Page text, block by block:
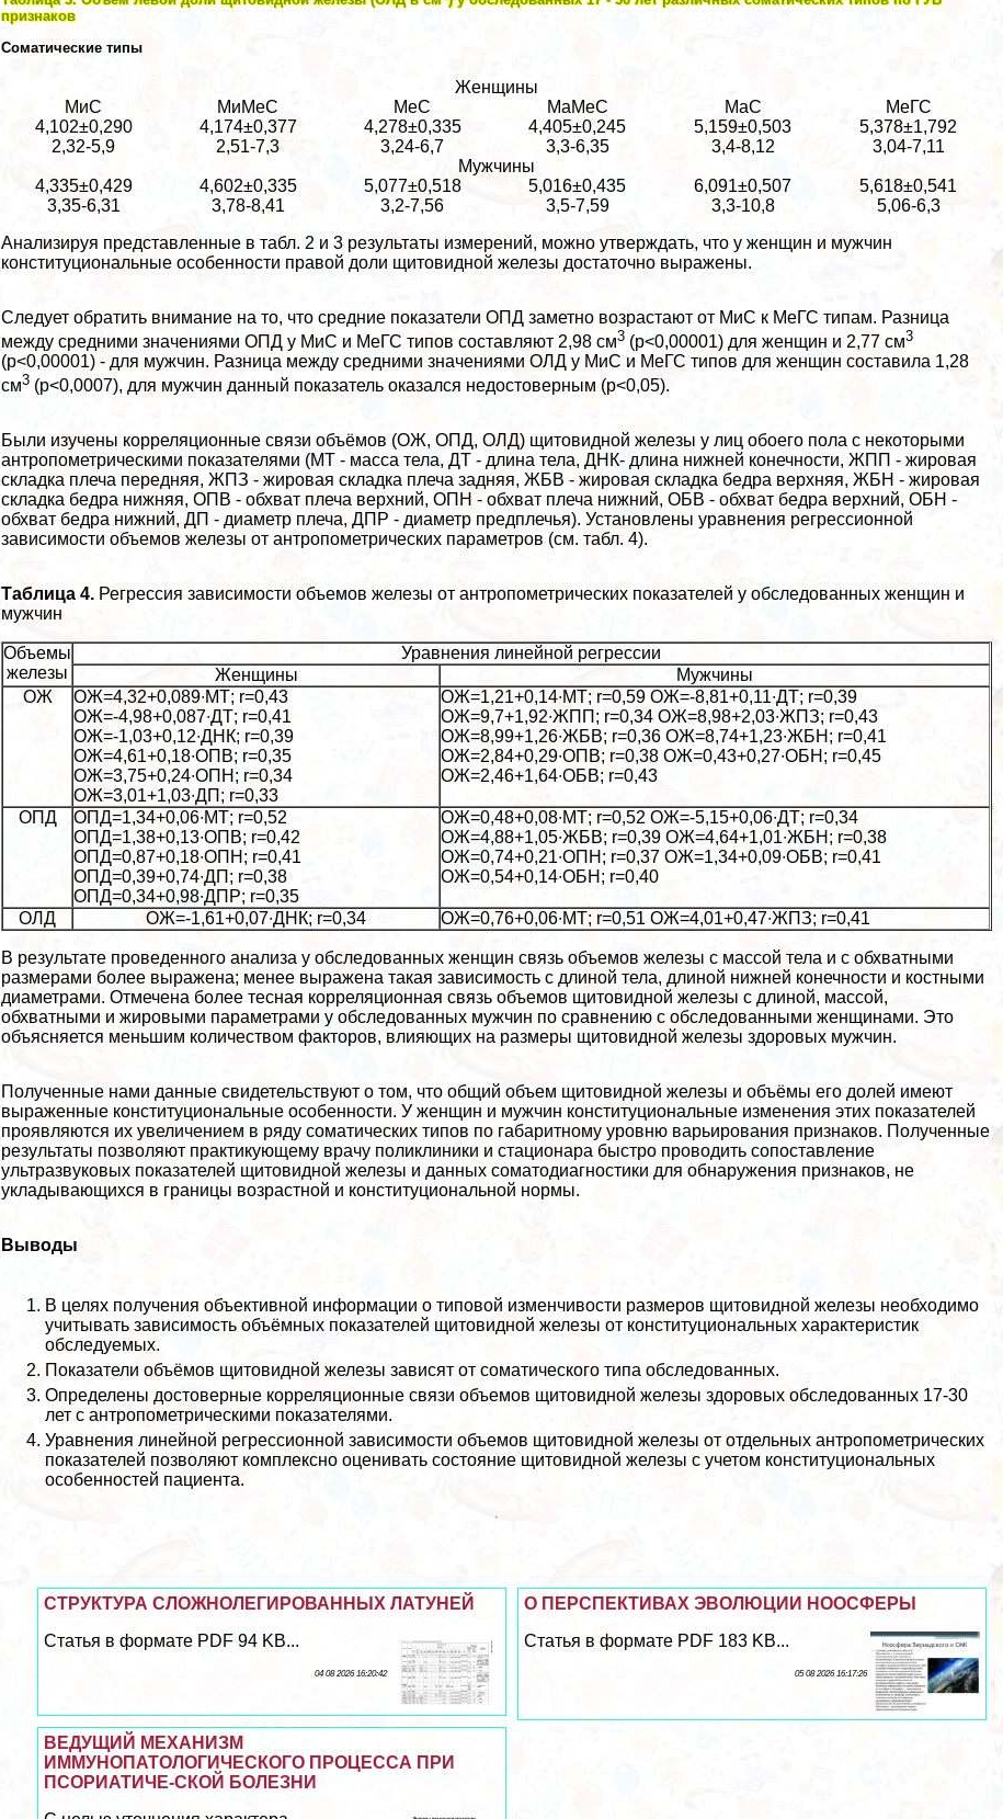
признаков
Соматические типы
Женщины
МиС
МиМеС МеС МаМеС МаС
МеГС
4,102±0,290
4,174±0,377 4,278±0,335 4,405±0,245 5,159±0,503
5,378±1,792
2,32-5,9
2,51-7,3 3,24-6,7 3,3-6,35 3,4-8,12
3,04-7,11
Мужчины
4,335±0,429
4,602±0,335 5,077±0,518 5,016±0,435 6,091±0,507
5,618±0,541
3,35-6,31
3,78-8,41 3,2-7,56 3,5-7,59 3,3-10,8
5,06-6,3
Анализируя представленные в табл. 2 и 3 результаты измерений, можно утверждать, что у женщин и мужчин
конституциональные особенности правой доли щитовидной железы достаточно выражены.
Следует обратить внимание на то, что средние показатели ОПД заметно возрастают от МиС к МеГС типам. Разница
между средними значениями ОПД у МиС и МеГС типов составляют 2,98 см3 (p<0,00001) для женщин и 2,77 см3
(p<0,00001) - для мужчин. Разница между средними значениями ОЛД у МиС и МеГС типов для женщин составила 1,28
см3 (p<0,0007), для мужчин данный показатель оказался недостоверным (p<0,05).
Были изучены корреляционные связи объёмов (ОЖ, ОПД, ОЛД) щитовидной железы у лиц обоего пола с некоторыми
антропометрическими показателями (МТ - масса тела, ДТ - длина тела, ДНК- длина нижней конечности, ЖПП - жировая
складка плеча передняя, ЖПЗ - жировая складка плеча задняя, ЖБВ - жировая складка бедра верхняя, ЖБН - жировая
складка бедра нижняя, ОПВ - обхват плеча верхний, ОПН - обхват плеча нижний, ОБВ - обхват бедра верхний, ОБН -
обхват бедра нижний, ДП - диаметр плеча, ДПР - диаметр предплечья). Установлены уравнения регрессионной
зависимости объемов железы от антропометрических параметров (см. табл. 4).
Таблица 4. Регрессия зависимости объемов железы от антропометрических показателей у обследованных женщин и
мужчин
Объемы
железы
Уравнения линейной регрессии
Женщины
Мужчины
ОЖ
ОЖ=4,32+0,089∙МТ; r=0,43
ОЖ=-4,98+0,087∙ДТ; r=0,41
ОЖ=-1,03+0,12∙ДНК; r=0,39
ОЖ=4,61+0,18∙ОПВ; r=0,35
ОЖ=3,75+0,24∙ОПН; r=0,34
ОЖ=3,01+1,03∙ДП; r=0,33
ОЖ=1,21+0,14∙МТ; r=0,59 ОЖ=-8,81+0,11∙ДТ; r=0,39
ОЖ=9,7+1,92∙ЖПП; r=0,34 ОЖ=8,98+2,03∙ЖПЗ; r=0,43
ОЖ=8,99+1,26∙ЖБВ; r=0,36 ОЖ=8,74+1,23∙ЖБН; r=0,41
ОЖ=2,84+0,29∙ОПВ; r=0,38 ОЖ=0,43+0,27∙ОБН; r=0,45
ОЖ=2,46+1,64∙ОБВ; r=0,43
ОПД
ОПД=1,34+0,06∙МТ; r=0,52
ОПД=1,38+0,13∙ОПВ; r=0,42
ОПД=0,87+0,18∙ОПН; r=0,41
ОПД=0,39+0,74∙ДП; r=0,38
ОПД=0,34+0,98∙ДПР; r=0,35
ОЖ=0,48+0,08∙МТ; r=0,52 ОЖ=-5,15+0,06∙ДТ; r=0,34
ОЖ=4,88+1,05∙ЖБВ; r=0,39 ОЖ=4,64+1,01∙ЖБН; r=0,38
ОЖ=0,74+0,21∙ОПН; r=0,37 ОЖ=1,34+0,09∙ОБВ; r=0,41
ОЖ=0,54+0,14∙ОБН; r=0,40
ОЛД ОЖ=-1,61+0,07∙ДНК; r=0,34 ОЖ=0,76+0,06∙МТ; r=0,51 ОЖ=4,01+0,47∙ЖПЗ; r=0,41
В результате проведенного анализа у обследованных женщин связь объемов железы с массой тела и с обхватными
размерами более выражена; менее выражена такая зависимость с длиной тела, длиной нижней конечности и костными
диаметрами. Отмечена более тесная корреляционная связь объемов щитовидной железы с длиной, массой,
обхватными и жировыми параметрами у обследованных мужчин по сравнению с обследованными женщинами. Это
объясняется меньшим количеством факторов, влияющих на размеры щитовидной железы здоровых мужчин.
Полученные нами данные свидетельствуют о том, что общий объем щитовидной железы и объёмы его долей имеют
выраженные конституциональные особенности. У женщин и мужчин конституциональные изменения этих показателей
проявляются их увеличением в ряду соматических типов по габаритному уровню варьирования признаков. Полученные
результаты позволяют пpaктикующему врачу поликлиники и стационара быстро проводить сопоставление
ультразвуковых показателей щитовидной железы и данных соматодиагностики для обнаружения признаков, не
укладывающихся в границы возрастной и конституциональной нормы.
Выводы
В целях получения объективной информации о типовой изменчивости размеров щитовидной железы необходимо
учитывать зависимость объёмных показателей щитовидной железы от конституциональных хаpaктеристик
обследуемых.
Показатели объёмов щитовидной железы зависят от соматического типа обследованных.
Определены достоверные корреляционные связи объемов щитовидной железы здоровых обследованных 17-30
лет с антропометрическими показателями.
Уравнения линейной регрессионной зависимости объемов щитовидной железы от отдельных антропометрических
показателей позволяют комплексно оценивать состояние щитовидной железы с учетом конституциональных
особенностей пациента.
О ПЕРСПЕКТИВАХ ЭВОЛЮЦИИ НООСФЕРЫ
Статья в формате PDF 183 KB...
05 08 2026 16:17:26
СТРУКТУРА СЛОЖНОЛЕГИРОВАННЫХ ЛАТУНЕЙ
Статья в формате PDF 94 KB...
04 08 2026 16:20:42
ВЕДУЩИЙ МЕХАНИЗМ
ИММУНОПАТОЛОГИЧЕСКОГО ПРОЦЕССА ПРИ
ПСОРИАТИЧЕ-СКОЙ БОЛЕЗНИ